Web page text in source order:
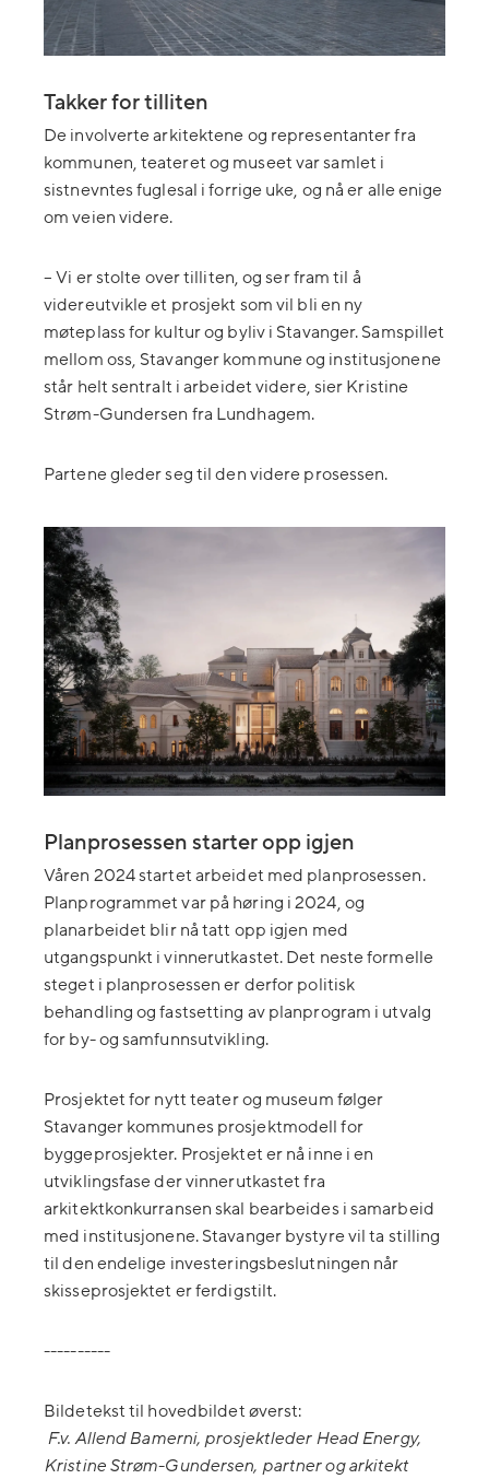
Takker for tilliten
De involverte arkitektene og representanter fra
kommunen, teateret og museet var samlet i
sistnevntes fuglesal i forrige uke, og nå er alle enige
om veien videre.
– Vi er stolte over tilliten, og ser fram til å
videreutvikle et prosjekt som vil bli en ny
møteplass for kultur og byliv i Stavanger. Samspillet
mellom oss, Stavanger kommune og institusjonene
står helt sentralt i arbeidet videre, sier Kristine
Strøm-Gundersen fra Lundhagem.
Partene gleder seg til den videre prosessen.
Planprosessen starter opp igjen
Våren 2024 startet arbeidet med planprosessen.
Planprogrammet var på høring i 2024, og
planarbeidet blir nå tatt opp igjen med
utgangspunkt i vinnerutkastet. Det neste formelle
steget i planprosessen er derfor politisk
behandling og fastsetting av planprogram i utvalg
for by- og samfunnsutvikling.
Prosjektet for nytt teater og museum følger
Stavanger kommunes prosjektmodell for
byggeprosjekter. Prosjektet er nå inne i en
utviklingsfase der vinnerutkastet fra
arkitektkonkurransen skal bearbeides i samarbeid
med institusjonene. Stavanger bystyre vil ta stilling
til den endelige investeringsbeslutningen når
skisseprosjektet er ferdigstilt.
----------
Bildetekst til hovedbildet øverst:
F.v. Allend Bamerni, prosjektleder Head Energy,
Kristine Strøm-Gundersen, partner og arkitekt